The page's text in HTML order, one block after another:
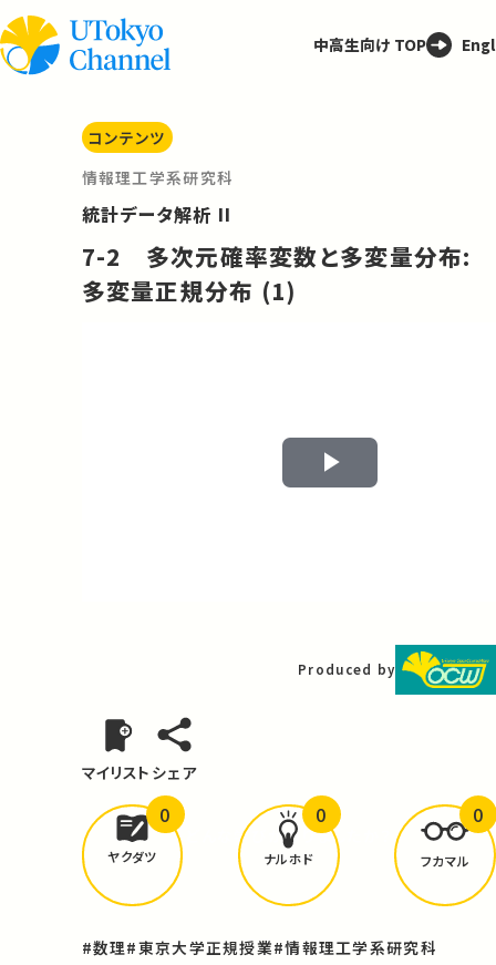
中高生向け TOP
コンテンツ
情報理工学系研究科
統計データ解析 II
7-2 多次元確率変数と多変量分布:
多変量正規分布 (1)
Play
Produced by
マイリスト シェア
どんな学びがありましたか？
ヤクダツ
0
ナルホド
0
フカマル
0
#数理#東京大学正規授業#情報理工学系研究科